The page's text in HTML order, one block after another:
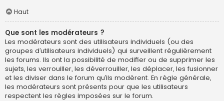
Haut
Que sont les modérateurs ?
Les modérateurs sont des utilisateurs individuels (ou des
groupes d’utilisateurs individuels) qui surveillent régulièrement
les forums. Ils ont la possibilité de modifier ou de supprimer les
sujets, les verrouiller, les déverrouiller, les déplacer, les fusionner
et les diviser dans le forum qu’ils modèrent. En règle générale,
les modérateurs sont présents pour que les utilisateurs
respectent les règles imposées sur le forum.